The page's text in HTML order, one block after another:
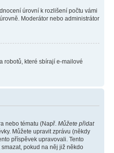
úrovní k rozlišení počtu vámi
Moderátor nebo administrátor
robotů, které sbírají e-mailové
nebo tématu (Např. Můžete přidat
Můžete upravit zprávu (někdy
příspěvek upravovali. Tento
pokud na něj již někdo